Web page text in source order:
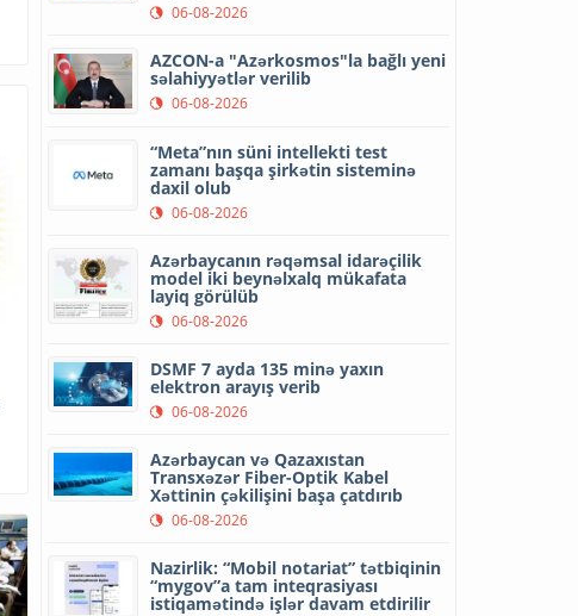
06-08-2026
AZCON-a "Azərkosmos"la bağlı yeni
səlahiyyətlər verilib
06-08-2026
“Meta”nın süni intellekti test
zamanı başqa şirkətin sisteminə
daxil olub
06-08-2026
Azərbaycanın rəqəmsal idarəçilik
model iki beynəlxalq mükafata
layiq görülüb
06-08-2026
DSMF 7 ayda 135 minə yaxın
elektron arayış verib
06-08-2026
Azərbaycan və Qazaxıstan
Transxəzər Fiber-Optik Kabel
Xəttinin çəkilişini başa çatdırıb
06-08-2026
Nazirlik: “Mobil notariat” tətbiqinin
“mygov”a tam inteqrasiyası
istiqamətində işlər davam etdirilir